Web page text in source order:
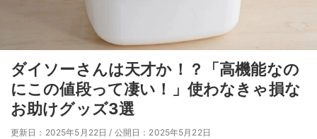
ダイソーさんは天才か！？「高機能なの
にこの値段って凄い！」使わなきゃ損な
お助けグッズ3選
更新日：2025年5月22日 / 公開日：2025年5月22日